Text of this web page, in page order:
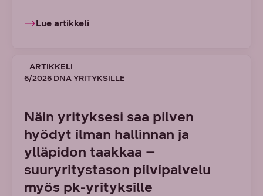
Lue artikkeli
ARTIKKELI
6/2026 DNA YRITYKSILLE
Näin yrityksesi saa pilven
hyödyt ilman hallinnan ja
ylläpidon taakkaa –
suuryritystason pilvipalvelu
myös pk-yrityksille